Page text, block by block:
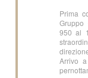
Prima
Gruppo
950 al
Arrivo